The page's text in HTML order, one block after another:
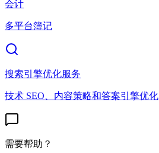
会计
多平台簿记
搜索引擎优化服务
技术 SEO、内容策略和答案引擎优化
需要帮助？